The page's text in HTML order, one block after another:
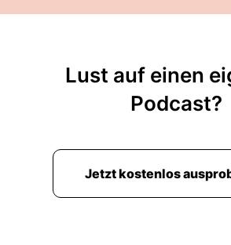
Lust auf einen
Podcast?
Jetzt kostenlos